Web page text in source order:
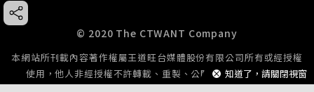
知道了，請關閉視窗
© 2020 The CTWANT Company
本網站所刊載內容著作權屬王道旺台媒體股份有限公司所有或經授權
使用，他人非經授權不許轉載、重製、公開播送或公開傳輸。